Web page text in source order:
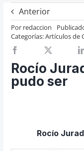
Crítica
Previos de ópera
Entrevistas
Recomendación
Cosas de Beckmesser
Nosotros y privacidad
Anterior
Por redaccion
Categorías:Artículos de
Rocío
pudo ser
Rocío